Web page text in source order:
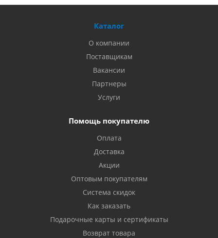
Каталог
О компании
Поставщикам
Вакансии
Партнеры
Услуги
Помощь покупателю
Оплата
Доставка
Акции
Оптовым покупателям
Система скидок
Как заказать
Подарочные карты и сертификаты
Возврат товара